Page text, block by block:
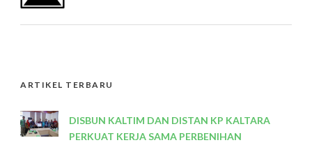
ARTIKEL TERBARU
DISBUN KALTIM DAN DISTAN KP KALTARA
PERKUAT KERJA SAMA PERBENIHAN